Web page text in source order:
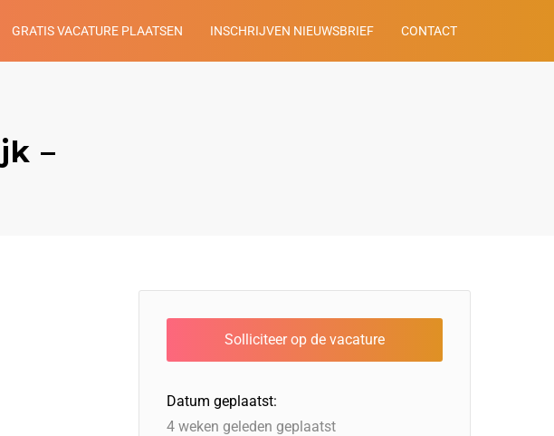
GRATIS VACATURE PLAATSEN INSCHRIJVEN NIEUWSBRIEF CONTACT
–
Datum geplaatst:
4 weken geleden geplaatst